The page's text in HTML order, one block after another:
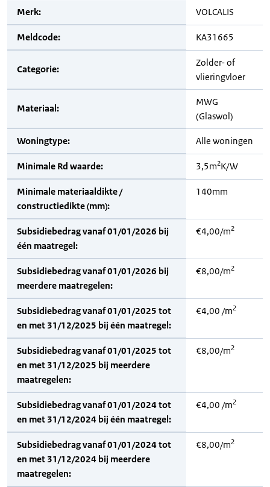
Merk: VOLCALIS
Meldcode: KA31665
Categorie:
Zolder- of
vlieringvloer
Materiaal:
MWG
(Glaswol)
Woningtype: Alle woningen
Minimale Rd waarde: 3,5m2K/W
Minimale materiaaldikte /
constructiedikte (mm):
140mm
Subsidiebedrag vanaf 01/01/2026 bij
één maatregel:
€4,00/m2
Subsidiebedrag vanaf 01/01/2026 bij
meerdere maatregelen:
€8,00/m2
Subsidiebedrag vanaf 01/01/2025 tot
en met 31/12/2025 bij één maatregel:
€4,00 /m2
Subsidiebedrag vanaf 01/01/2025 tot
en met 31/12/2025 bij meerdere
maatregelen:
€8,00/m2
Subsidiebedrag vanaf 01/01/2024 tot
en met 31/12/2024 bij één maatregel:
€4,00 /m2
Subsidiebedrag vanaf 01/01/2024 tot
en met 31/12/2024 bij meerdere
maatregelen:
€8,00/m2